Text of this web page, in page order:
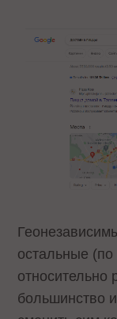
остальные
относительно
большинство